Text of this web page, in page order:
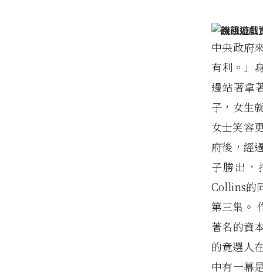
中央政府
有利。」
邊站著拿
子，女生
女士笑容
府後，經
子勝出，
Collins的
第三集。
著名的資
的竟選人
中有一幕